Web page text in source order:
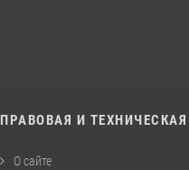
ПРАВОВАЯ И
О сайте